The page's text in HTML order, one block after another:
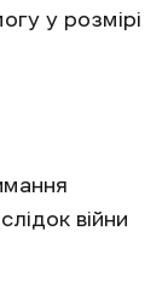
у розмірі
війни